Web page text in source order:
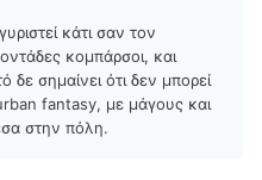
κάτι σαν τον
κομπάρσοι, και
δε σημαίνει ότι δεν μπορεί
urban fantasy, με μάγους και
στην πόλη.